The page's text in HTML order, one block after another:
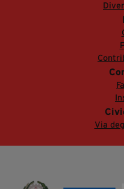
Via